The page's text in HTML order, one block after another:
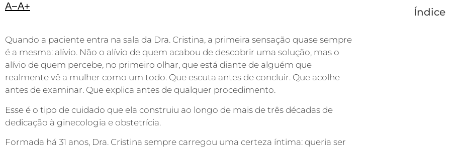
A−A+
Quando a paciente entra na sala da Dra. Cristina, a primeira sensação quase sempre
é a mesma: alívio. Não o alívio de quem acabou de descobrir uma solução, mas o
alívio de quem percebe, no primeiro olhar, que está diante de alguém que
realmente vê a mulher como um todo. Que escuta antes de concluir. Que acolhe
antes de examinar. Que explica antes de qualquer procedimento.
Esse é o tipo de cuidado que ela construiu ao longo de mais de três décadas de
dedicação à ginecologia e obstetrícia.
Formada há 31 anos, Dra. Cristina sempre carregou uma certeza íntima: queria ser
Índice